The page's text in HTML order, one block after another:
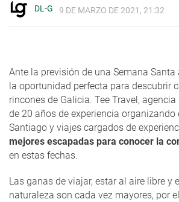
DL-G 9 DE MARZO DE 2021, 21:32
Ante la previsión de una Semana Santa
la oportunidad perfecta para descubrir
rincones de Galicia. Tee Travel,
de 20 años de experiencia organizando
Santiago y viajes cargados de
mejores escapadas para conocer la
en estas fechas.
Las ganas de viajar, estar al aire libre y
naturaleza son cada vez mayores, por